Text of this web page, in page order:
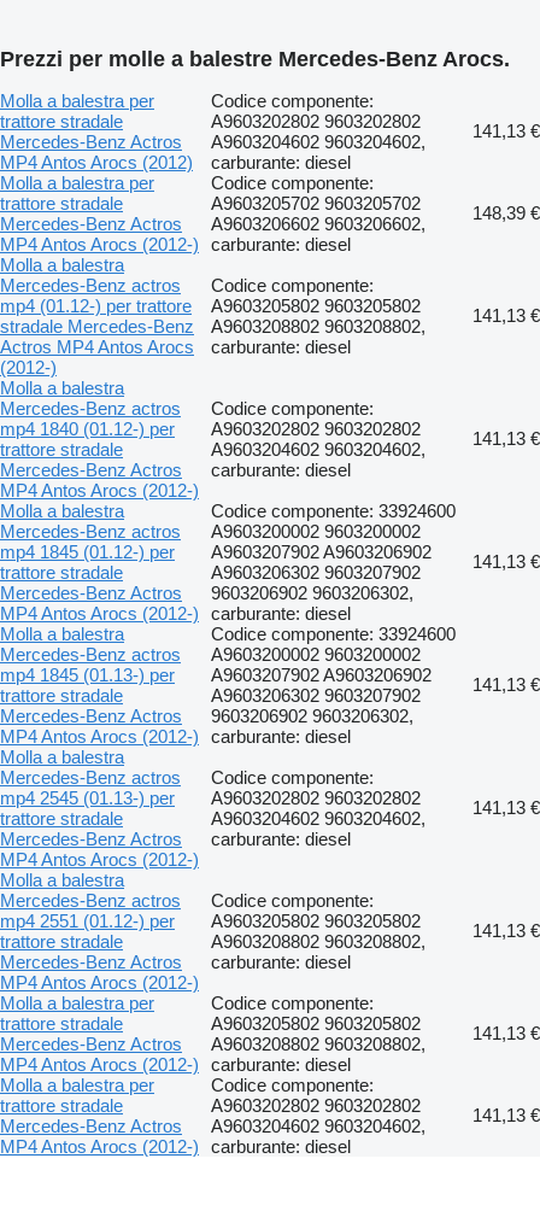
Prezzi per molle a balestre Mercedes-Benz Arocs.
Molla a balestra per
trattore stradale
Mercedes-Benz Actros
MP4 Antos Arocs (2012)
Codice componente:
A9603202802 9603202802
A9603204602 9603204602,
carburante: diesel
141,13 €
Molla a balestra per
trattore stradale
Mercedes-Benz Actros
MP4 Antos Arocs (2012-)
Codice componente:
A9603205702 9603205702
A9603206602 9603206602,
carburante: diesel
148,39 €
Molla a balestra
Mercedes-Benz actros
mp4 (01.12-) per trattore
stradale Mercedes-Benz
Actros MP4 Antos Arocs
(2012-)
Codice componente:
A9603205802 9603205802
A9603208802 9603208802,
carburante: diesel
141,13 €
Molla a balestra
Mercedes-Benz actros
mp4 1840 (01.12-) per
trattore stradale
Mercedes-Benz Actros
MP4 Antos Arocs (2012-)
Codice componente:
A9603202802 9603202802
A9603204602 9603204602,
carburante: diesel
141,13 €
Molla a balestra
Mercedes-Benz actros
mp4 1845 (01.12-) per
trattore stradale
Mercedes-Benz Actros
MP4 Antos Arocs (2012-)
Codice componente: 33924600
A9603200002 9603200002
A9603207902 A9603206902
A9603206302 9603207902
9603206902 9603206302,
carburante: diesel
141,13 €
Molla a balestra
Mercedes-Benz actros
mp4 1845 (01.13-) per
trattore stradale
Mercedes-Benz Actros
MP4 Antos Arocs (2012-)
Codice componente: 33924600
A9603200002 9603200002
A9603207902 A9603206902
A9603206302 9603207902
9603206902 9603206302,
carburante: diesel
141,13 €
Molla a balestra
Mercedes-Benz actros
mp4 2545 (01.13-) per
trattore stradale
Mercedes-Benz Actros
MP4 Antos Arocs (2012-)
Codice componente:
A9603202802 9603202802
A9603204602 9603204602,
carburante: diesel
141,13 €
Molla a balestra
Mercedes-Benz actros
mp4 2551 (01.12-) per
trattore stradale
Mercedes-Benz Actros
MP4 Antos Arocs (2012-)
Codice componente:
A9603205802 9603205802
A9603208802 9603208802,
carburante: diesel
141,13 €
Molla a balestra per
trattore stradale
Mercedes-Benz Actros
MP4 Antos Arocs (2012-)
Codice componente:
A9603205802 9603205802
A9603208802 9603208802,
carburante: diesel
141,13 €
Molla a balestra per
trattore stradale
Mercedes-Benz Actros
MP4 Antos Arocs (2012-)
Codice componente:
A9603202802 9603202802
A9603204602 9603204602,
carburante: diesel
141,13 €